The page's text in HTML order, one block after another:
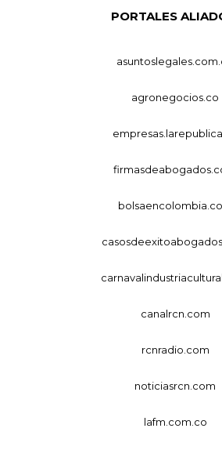
PORTALES
agronegocios.co
canalrcn.com
rcnradio.com
noticiasrcn.com
lafm.com.co